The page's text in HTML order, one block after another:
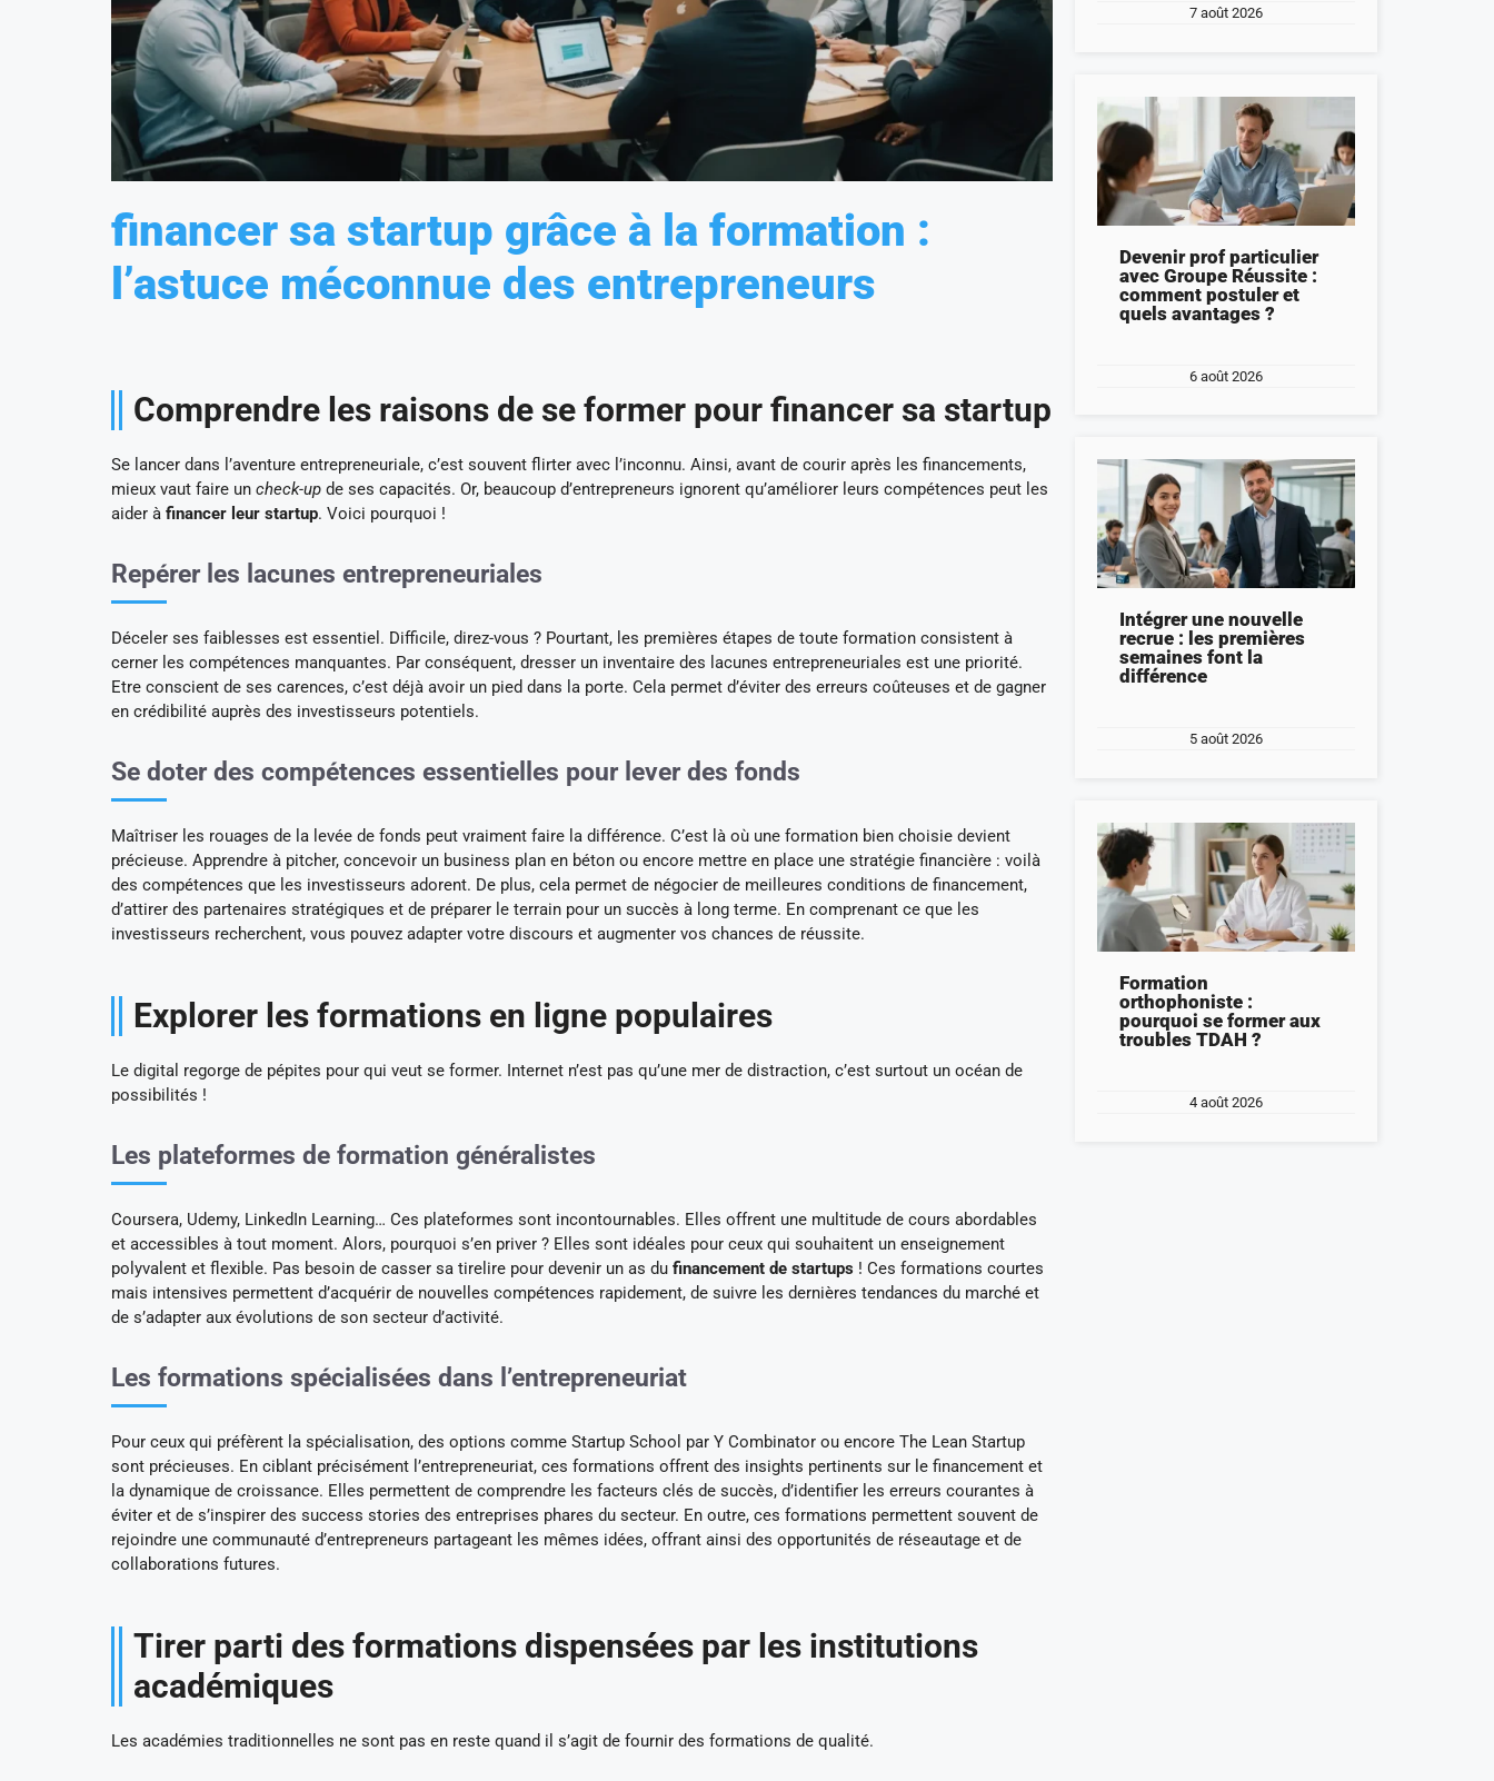
financer sa startup grâce à la formation :
l’astuce méconnue des entrepreneurs
Comprendre les raisons de se former pour financer sa startup
Se lancer dans l’aventure entrepreneuriale, c’est souvent flirter avec l’inconnu. Ainsi, avant de courir après les financements,
mieux vaut faire un check-up de ses capacités. Or, beaucoup d’entrepreneurs ignorent qu’améliorer leurs compétences peut les
aider à financer leur startup. Voici pourquoi !
Repérer les lacunes entrepreneuriales
Déceler ses faiblesses est essentiel. Difficile, direz-vous ? Pourtant, les premières étapes de toute formation consistent à
cerner les compétences manquantes. Par conséquent, dresser un inventaire des lacunes entrepreneuriales est une priorité.
Etre conscient de ses carences, c’est déjà avoir un pied dans la porte. Cela permet d’éviter des erreurs coûteuses et de gagner
en crédibilité auprès des investisseurs potentiels.
Se doter des compétences essentielles pour lever des fonds
Maîtriser les rouages de la levée de fonds peut vraiment faire la différence. C’est là où une formation bien choisie devient
précieuse. Apprendre à pitcher, concevoir un business plan en béton ou encore mettre en place une stratégie financière : voilà
des compétences que les investisseurs adorent. De plus, cela permet de négocier de meilleures conditions de financement,
d’attirer des partenaires stratégiques et de préparer le terrain pour un succès à long terme. En comprenant ce que les
investisseurs recherchent, vous pouvez adapter votre discours et augmenter vos chances de réussite.
Explorer les formations en ligne populaires
Le digital regorge de pépites pour qui veut se former. Internet n’est pas qu’une mer de distraction, c’est surtout un océan de
possibilités !
Les plateformes de formation généralistes
Coursera, Udemy, LinkedIn Learning… Ces plateformes sont incontournables. Elles offrent une multitude de cours abordables
et accessibles à tout moment. Alors, pourquoi s’en priver ? Elles sont idéales pour ceux qui souhaitent un enseignement
polyvalent et flexible. Pas besoin de casser sa tirelire pour devenir un as du financement de startups ! Ces formations courtes
mais intensives permettent d’acquérir de nouvelles compétences rapidement, de suivre les dernières tendances du marché et
de s’adapter aux évolutions de son secteur d’activité.
Les formations spécialisées dans l’entrepreneuriat
Pour ceux qui préfèrent la spécialisation, des options comme Startup School par Y Combinator ou encore The Lean Startup
sont précieuses. En ciblant précisément l’entrepreneuriat, ces formations offrent des insights pertinents sur le financement et
la dynamique de croissance. Elles permettent de comprendre les facteurs clés de succès, d’identifier les erreurs courantes à
éviter et de s’inspirer des success stories des entreprises phares du secteur. En outre, ces formations permettent souvent de
rejoindre une communauté d’entrepreneurs partageant les mêmes idées, offrant ainsi des opportunités de réseautage et de
collaborations futures.
Tirer parti des formations dispensées par les institutions
académiques
Les académies traditionnelles ne sont pas en reste quand il s’agit de fournir des formations de qualité.
7 août 2026
Devenir prof particulier
avec Groupe Réussite :
comment postuler et
quels avantages ?
6 août 2026
Intégrer une nouvelle
recrue : les premières
semaines font la
différence
5 août 2026
Formation
orthophoniste :
pourquoi se former aux
troubles TDAH ?
4 août 2026